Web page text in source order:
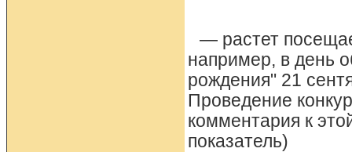
— растет
например, в день
рождения" 21
Проведение
комментария к
показатель)